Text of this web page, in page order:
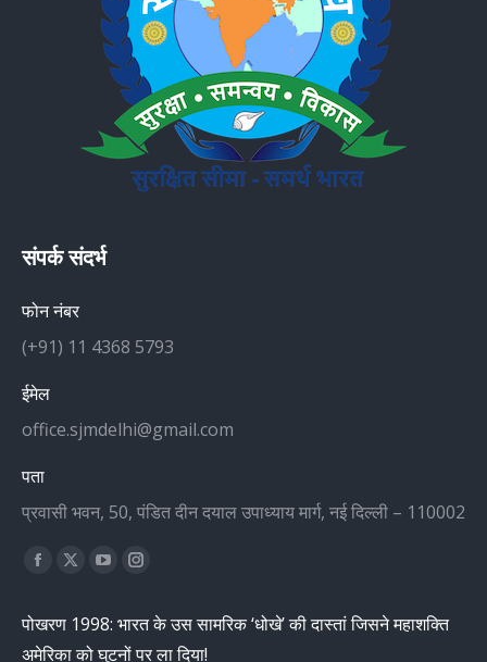
संपर्क संदर्भ
फोन नंबर
(+91) 11 4368 5793
ईमेल
office.sjmdelhi@gmail.com
पता
प्रवासी भवन, 50, पंडित दीन दयाल उपाध्याय मार्ग, नई दिल्ली – 110002
Find us on:
Facebook
opens
in
X
opens
in
YouTube
opens
in
Instagram
opens
in
पोखरण 1998: भारत के उस सामरिक ‘धोखे’ की दास्तां जिसने महाशक्ति
अमेरिका को घुटनों पर ला दिया!